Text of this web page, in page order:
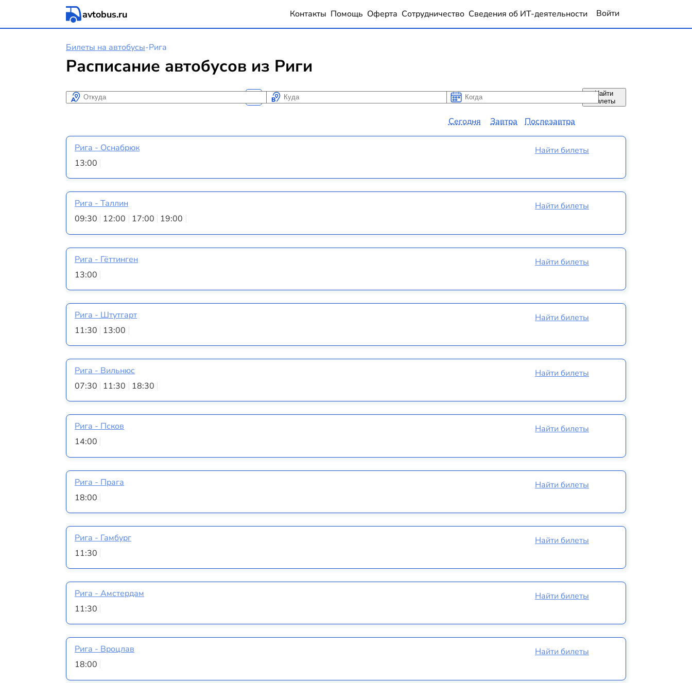
avtobus.ru Контакты Помощь Оферта Сотрудничество Сведения об ИТ-деятельности Войти
Билеты на автобусы-Рига
Расписание автобусов из Риги
Откуда Куда Когда
Когда
Сегодня Завтра Послезавтра
Найти
билеты
Рига - Оснабрюк
13:00
Найти билеты
Рига - Таллин
09:30
12:00 17:00 19:00
Найти билеты
Рига - Гёттинген
13:00
Найти билеты
Рига - Штутгарт
11:30
13:00
Найти билеты
Рига - Вильнюс
07:30
11:30 18:30
Найти билеты
Рига - Псков
14:00
Найти билеты
Рига - Прага
18:00
Найти билеты
Рига - Гамбург
11:30
Найти билеты
Рига - Амстердам
11:30
Найти билеты
Рига - Вроцлав
18:00
Найти билеты